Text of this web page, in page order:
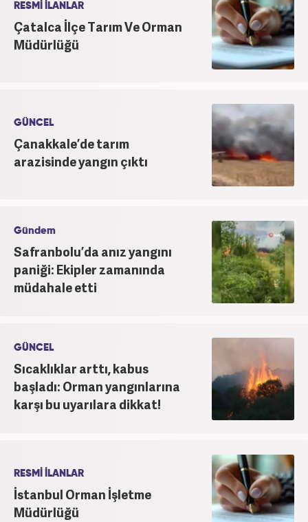
RESMİ İLANLAR
Çatalca İlçe Tarım Ve Orman
Müdürlüğü
GÜNCEL
Çanakkale’de tarım
arazisinde yangın çıktı
Gündem
Safranbolu’da anız yangını
paniği: Ekipler zamanında
müdahale etti
GÜNCEL
Sıcaklıklar arttı, kabus
başladı: Orman yangınlarına
karşı bu uyarılara dikkat!
RESMİ İLANLAR
İstanbul Orman İşletme
Müdürlüğü